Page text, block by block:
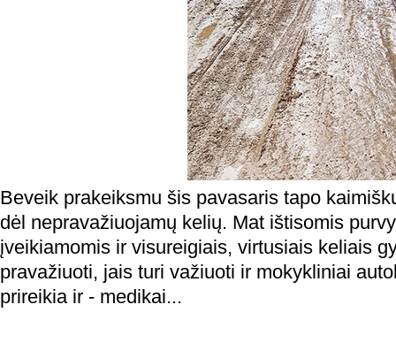
Beveik prakeiksmu šis pavasaris tapo
dėl nepravažiuojamų kelių. Mat ištisomis
įveikiamomis ir visureigiais, virtusiais keliais
pravažiuoti, jais turi važiuoti ir mokykliniai
prireikia ir - medikai...